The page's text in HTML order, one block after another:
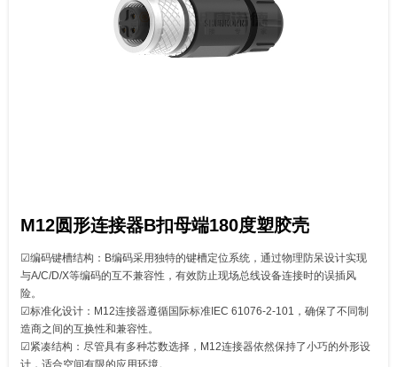
M12圆形连接器B扣母端180度塑胶壳
☑‌‌‌编码键槽结构‌：B编码采用独特的键槽定位系统，通过物理防呆设计实现
与A/C/D/X等编码的互不兼容性，有效防止现场总线设备连接时的误插风
险。
☑‌‌‌标准化设计：M12连接器遵循国际标准IEC 61076-2-101，确保了不同制
造商之间的互换性和兼容性。
☑‌‌‌紧凑结构：尽管具有多种芯数选择，M12连接器依然保持了小巧的外形设
计，适合空间有限的应用环境。